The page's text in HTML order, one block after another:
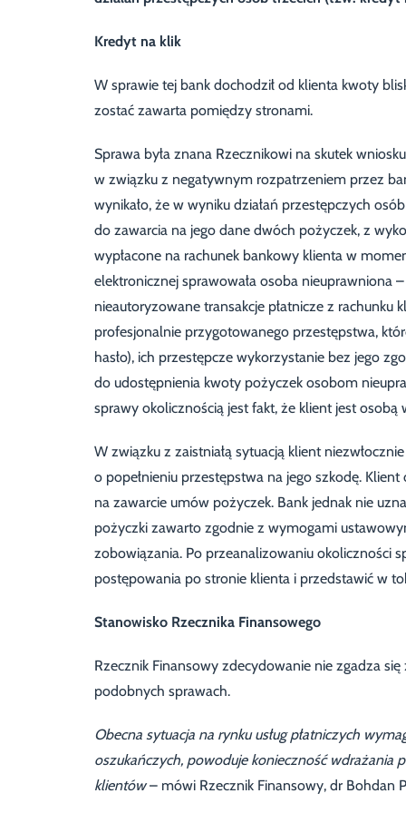
Kredyt na klik
W sprawie tej bank dochodził od klienta kwoty
zostać zawarta pomiędzy stronami.
Sprawa była znana Rzecznikowi na skutek
w związku z negatywnym rozpatrzeniem przez
wynikało, że w wyniku działań przestępczych
do zawarcia na jego dane dwóch pożyczek, z
wypłacone na rachunek bankowy klienta w
elektronicznej sprawowała osoba nieuprawniona
nieautoryzowane transakcje płatnicze z rachunku
profesjonalnie przygotowanego przestępstwa,
hasło), ich przestępcze wykorzystanie bez jego
do udostępnienia kwoty pożyczek osobom
sprawy okolicznością jest fakt, że klient jest
W związku z zaistniałą sytuacją klient
o popełnieniu przestępstwa na jego szkodę.
na zawarcie umów pożyczek. Bank jednak nie
pożyczki zawarto zgodnie z wymogami
zobowiązania. Po przeanalizowaniu okoliczności
postępowania po stronie klienta i przedstawić w
Stanowisko Rzecznika Finansowego
Rzecznik Finansowy zdecydowanie nie zgadza
podobnych sprawach.
Obecna sytuacja na rynku usług płatniczych
oszukańczych, powoduje konieczność wdrażania
klientów– mówi Rzecznik Finansowy, dr Bohdan